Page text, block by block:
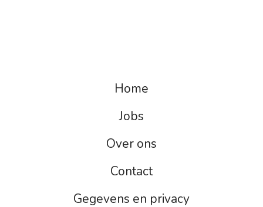
Home
Jobs
Over ons
Contact
Gegevens en privacy